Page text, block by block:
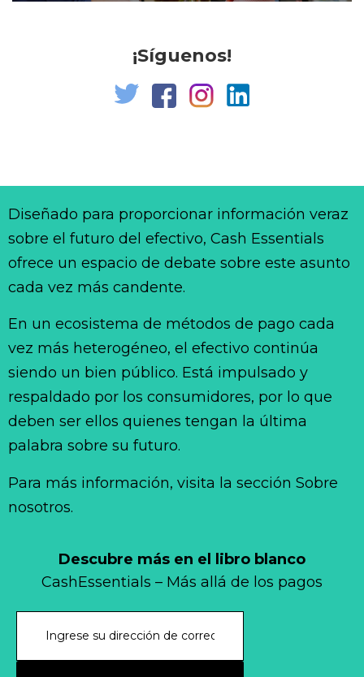
¡Síguenos!
Descubre más en el libro blanco
CashEssentials – Más allá de los pagos
Diseñado para proporcionar información veraz
sobre el futuro del efectivo, Cash Essentials
ofrece un espacio de debate sobre este asunto
cada vez más candente.
En un ecosistema de métodos de pago cada
vez más heterogéneo, el efectivo continúa
siendo un bien público. Está impulsado y
respaldado por los consumidores, por lo que
deben ser ellos quienes tengan la última
palabra sobre su futuro.
Para más información, visita la sección Sobre
nosotros.